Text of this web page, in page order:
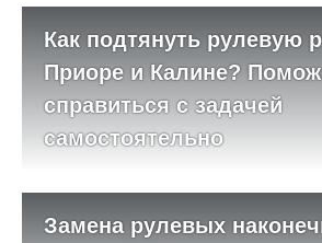
Как подтянуть рулевую
Приоре и Калине?
справиться с задачей
самостоятельно
Замена рулевых